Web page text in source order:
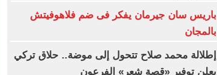
باريس سان جيرمان يفكر فى ضم فلاهوفيتش
بالمجان
إطلالة محمد صلاح تتحول إلى موضة.. حلاق تركي
يعلن توفير «قصة شعر» الفرعون